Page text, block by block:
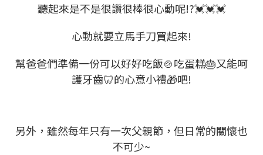
聽起來是不是很讚很棒很心動呢!?💓💓💓
心動就要立馬手刀買起來!
幫爸爸們準備一份可以好好吃飯🍲吃蛋糕🎂又能呵
護牙齒🦷的心意小禮🎁吧!
另外，雖然每年只有一次父親節，但日常的關懷也
不可少~